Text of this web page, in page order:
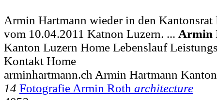
Armin Hartmann wieder in den Kantonsrat
vom 10.04.2011 Katnon Luzern. ... Armin
Kanton Luzern Home Lebenslauf
Kontakt Home
arminhartmann.ch Armin Hartmann
14 Fotografie Armin Roth architecture